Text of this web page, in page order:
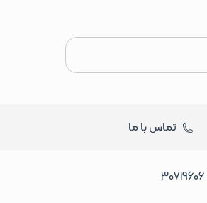
تماس با ما